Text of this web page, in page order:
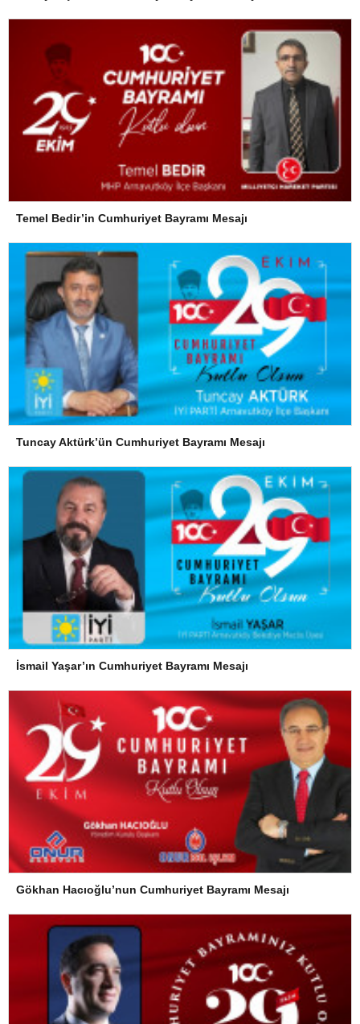
Temel Bedir’in Cumhuriyet Bayramı Mesajı
Tuncay Aktürk’ün Cumhuriyet Bayramı Mesajı
İsmail Yaşar’ın Cumhuriyet Bayramı Mesajı
Gökhan Hacıoğlu’nun Cumhuriyet Bayramı Mesajı